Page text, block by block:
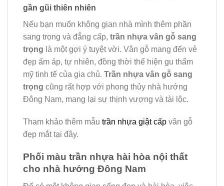
gần gũi thiên nhiên
Nếu bạn muốn không gian nhà mình thêm phần
sang trọng và đẳng cấp, trần nhựa vân gỗ sang
trọng là một gợi ý tuyệt vời. Vân gỗ mang đến vẻ
đẹp ấm áp, tự nhiên, đồng thời thể hiện gu thẩm
mỹ tinh tế của gia chủ. Trần nhựa vân gỗ sang
trọng cũng rất hợp với phong thủy nhà hướng
Đông Nam, mang lại sự thịnh vượng và tài lộc.
Tham khảo thêm mẫu trần nhựa giật cấp vân gỗ
đẹp mắt tại đây.
Phối màu trần nhựa hài hòa nội thất
cho nhà hướng Đông Nam